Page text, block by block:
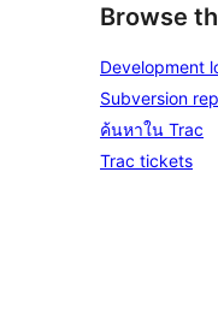
Browse
Development
Subversion
ค้นหาใน Trac
Trac tickets